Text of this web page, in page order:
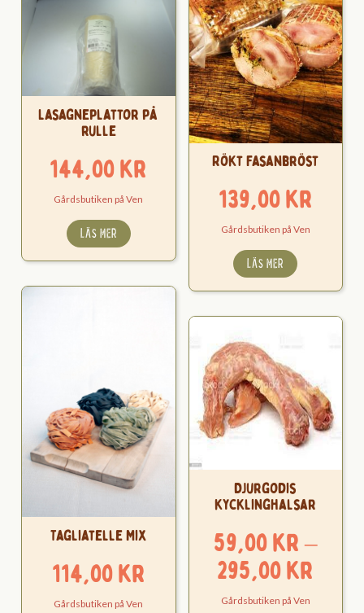
Rökt Fasanbröst
139,00kr
Gårdsbutiken på Ven
LÄS MER
Lasagneplattor på
rulle
144,00kr
Gårdsbutiken på Ven
LÄS MER
Tagliatelle Mix
114,00kr
Gårdsbutiken på Ven
Djurgodis
kycklinghalsar
59,00kr–
295,00kr
Gårdsbutiken på Ven